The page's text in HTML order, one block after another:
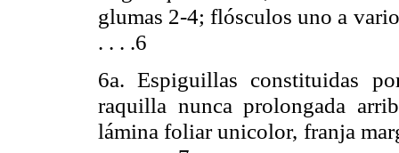
glumas 2-4; flósculos uno a
. . . .6
6a. Espiguillas constituidas
raquilla nunca prolongada
lámina foliar unicolor, franja